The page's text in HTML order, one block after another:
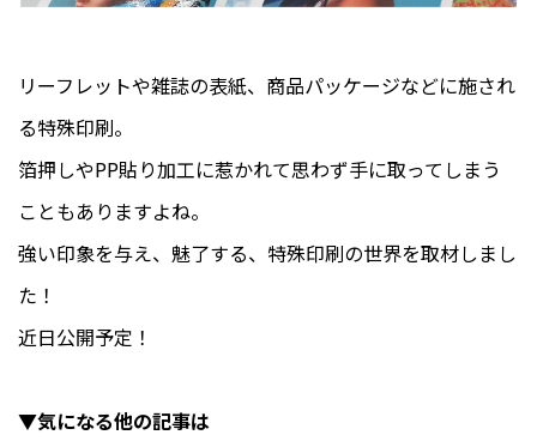
リーフレットや雑誌の表紙、商品パッケージなどに施され
る特殊印刷。
箔押しやPP貼り加工に惹かれて思わず手に取ってしまう
こともありますよね。
強い印象を与え、魅了する、特殊印刷の世界を取材しまし
た！
近日公開予定！
▼気になる他の記事は